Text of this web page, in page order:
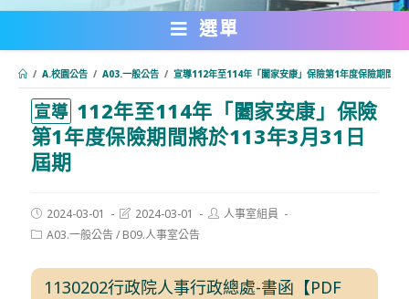
內
選單
/ A.校園公告 / A03.一般公告 / 宣導112年至114年「闔家安康」保險第1年度保險期間將
宣導 112年至114年「闔家安康」保險
第1年度保險期間將於113年3月31日
屆期
Post
published:
2024-03-01
Post
modified:
2024-03-01
Post人事室組員
PostA03.一般公告/ B09.人事室公告
1130202行政院人事行政總處-書函【PDF